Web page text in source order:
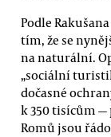
Podle
tím, že se
na naturální.
„sociální
dočasné
k 350 tisícům
Romů jsou